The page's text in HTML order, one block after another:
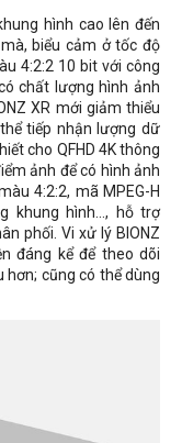
hình cao lên đến
biểu cảm ở tốc độ
4:2:2 10 bit với công
chất lượng hình ảnh
XR mới giảm thiểu
tiếp nhận lượng dữ
cho QFHD 4K thông
ảnh để có hình ảnh
4:2:2, mã MPEG-H
khung hình..., hỗ trợ
phối. Vi xử lý BIONZ
đáng kể để theo dõi
cũng có thể dùng